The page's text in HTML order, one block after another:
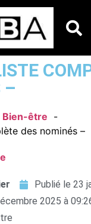
–
Bien-être
des nominés –
Publié le 23
2025 à